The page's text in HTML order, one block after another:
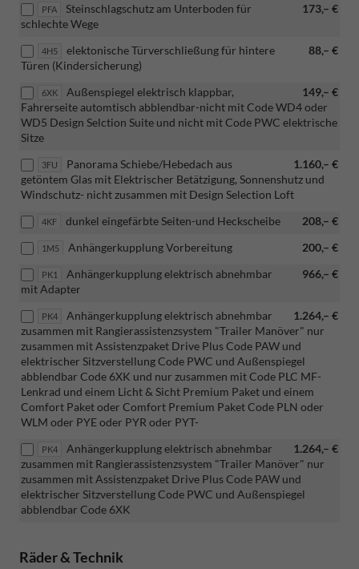
PFA 173,– €
Steinschlagschutz am Unterboden für
schlechte Wege
4H5 88,– €
elektonische Türverschließung für hintere
Türen (Kindersicherung)
6XK 149,– €
Außenspiegel elektrisch klappbar,
Fahrerseite automtisch abblendbar-nicht mit Code WD4 oder
WD5 Design Selction Suite und nicht mit Code PWC elektrische
Sitze
3FU 1.160,– €
Panorama Schiebe/Hebedach aus
getöntem Glas mit Elektrischer Betätzigung, Sonnenshutz und
Windschutz- nicht zusammen mit Design Selection Loft
4KF 208,– €
dunkel eingefärbte Seiten-und Heckscheibe
1M5 200,– €
Anhängerkupplung Vorbereitung
PK1 966,– €
Anhängerkupplung elektrisch abnehmbar
mit Adapter
PK4 1.264,– €
Anhängerkupplung elektrisch abnehmbar
zusammen mit Rangierassistenzsystem "Trailer Manöver" nur
zusammen mit Assistenzpaket Drive Plus Code PAW und
elektrischer Sitzverstellung Code PWC und Außenspiegel
abblendbar Code 6XK und nur zusammen mit Code PLC MF-
Lenkrad und einem Licht & Sicht Premium Paket und einem
Comfort Paket oder Comfort Premium Paket Code PLN oder
WLM oder PYE oder PYR oder PYT-
PK4 1.264,– €
Anhängerkupplung elektrisch abnehmbar
zusammen mit Rangierassistenzsystem "Trailer Manöver" nur
zusammen mit Assistenzpaket Drive Plus Code PAW und
elektrischer Sitzverstellung Code PWC und Außenspiegel
abblendbar Code 6XK
Räder & Technik